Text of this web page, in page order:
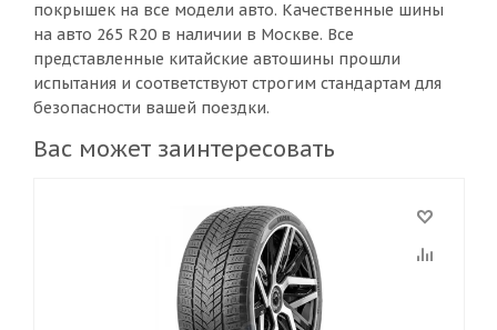
покрышек на все модели авто. Качественные шины
на авто 265 R20 в наличии в Москве. Все
представленные китайские автошины прошли
испытания и соответствуют строгим стандартам для
безопасности вашей поездки.
Вас может заинтересовать